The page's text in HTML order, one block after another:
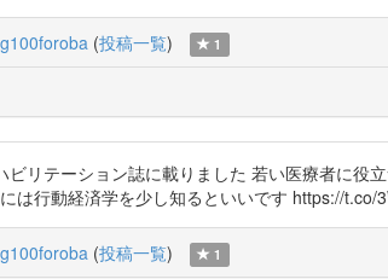
(投稿一覧) 1
ビリテーション誌に載りました 若い医療者に
は行動経済学を少し知るといいです https://t.co/
(投稿一覧) 1